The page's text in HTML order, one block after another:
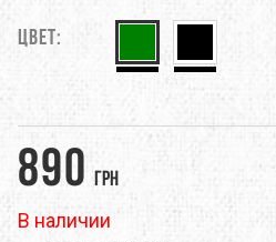
Цвет:
890 грн
В наличии